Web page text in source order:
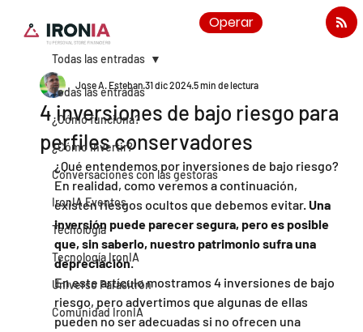
Operar
Todas las entradas
¿Cómo funciona?
¿Cómo invertir?
Conversaciones con las gestoras
IronIA Eventos
Tecnología
Tecnología IronIA
Universo Parasitrón
Comunidad IronIA
Todas las entradas
4 inversiones de bajo riesgo para
perfiles conservadores
Jose A. Esteban31 dic 20245 min de lectura
¿Qué entendemos por inversiones de bajo riesgo?
En realidad, como veremos a continuación,
existen riesgos ocultos que debemos evitar. Una
inversión puede parecer segura, pero es posible
que, sin saberlo, nuestro patrimonio sufra una
depreciación.
En este artículo mostramos 4 inversiones de bajo
riesgo, pero advertimos que algunas de ellas
pueden no ser adecuadas si no ofrecen una